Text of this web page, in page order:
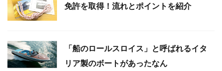
免許を取得！流れとポイントを紹介
「船のロールスロイス」と呼ばれるイタ
リア製のボートがあったなん